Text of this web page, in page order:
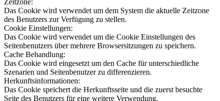
Zeitzone:
Das Cookie wird verwendet um dem System die aktuelle Zeitzone
des Benutzers zur Verfügung zu stellen.
Cookie Einstellungen:
Das Cookie wird verwendet um die Cookie Einstellungen des
Seitenbenutzers über mehrere Browsersitzungen zu speichern.
Cache Behandlung:
Das Cookie wird eingesetzt um den Cache für unterschiedliche
Szenarien und Seitenbenutzer zu differenzieren.
Herkunftsinformationen:
Das Cookie speichert die Herkunftsseite und die zuerst besuchte
Seite des Benutzers für eine weitere Verwendung.